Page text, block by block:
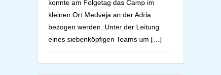
konnte am Folgetag das Camp im
kleinen Ort Medveja an der Adria
bezogen werden. Unter der Leitung
eines siebenköpfigen Teams um […]